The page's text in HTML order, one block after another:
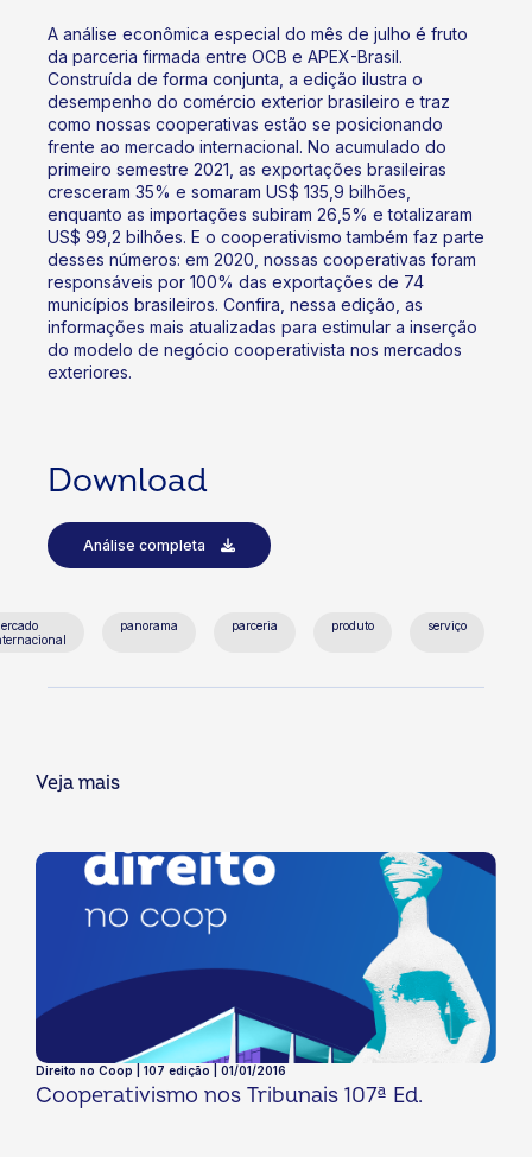
A análise econômica especial do mês de julho é fruto
da parceria firmada entre OCB e APEX-Brasil.
Construída de forma conjunta, a edição ilustra o
desempenho do comércio exterior brasileiro e traz
como nossas cooperativas estão se posicionando
frente ao mercado internacional. No acumulado do
primeiro semestre 2021, as exportações brasileiras
cresceram 35% e somaram US$ 135,9 bilhões,
enquanto as importações subiram 26,5% e totalizaram
US$ 99,2 bilhões. E o cooperativismo também faz parte
desses números: em 2020, nossas cooperativas foram
responsáveis por 100% das exportações de 74
municípios brasileiros. Confira, nessa edição, as
informações mais atualizadas para estimular a inserção
do modelo de negócio cooperativista nos mercados
exteriores.
Download
Análise completa
panorama parceria produto serviço
Veja mais
Direito no Coop | 107 edição | 01/01/2016
Cooperativismo nos Tribunais 107ª Ed.